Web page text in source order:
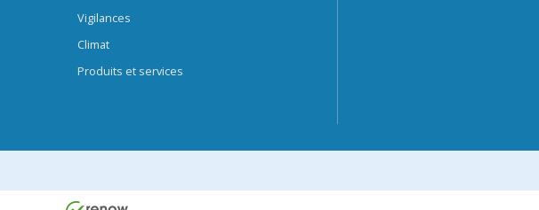
Vigilances
Climat
Produits et services